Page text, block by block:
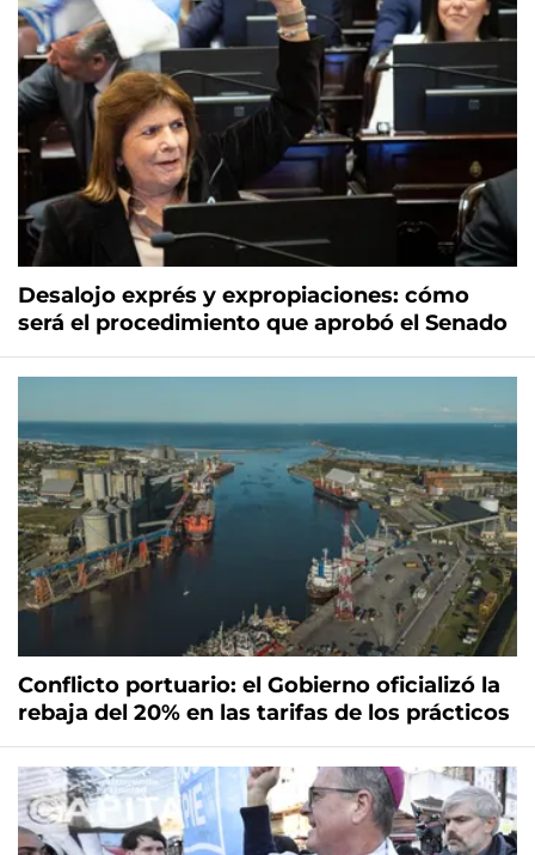
Desalojo exprés y expropiaciones: cómo
será el procedimiento que aprobó el Senado
Conflicto portuario: el Gobierno oficializó la
rebaja del 20% en las tarifas de los prácticos